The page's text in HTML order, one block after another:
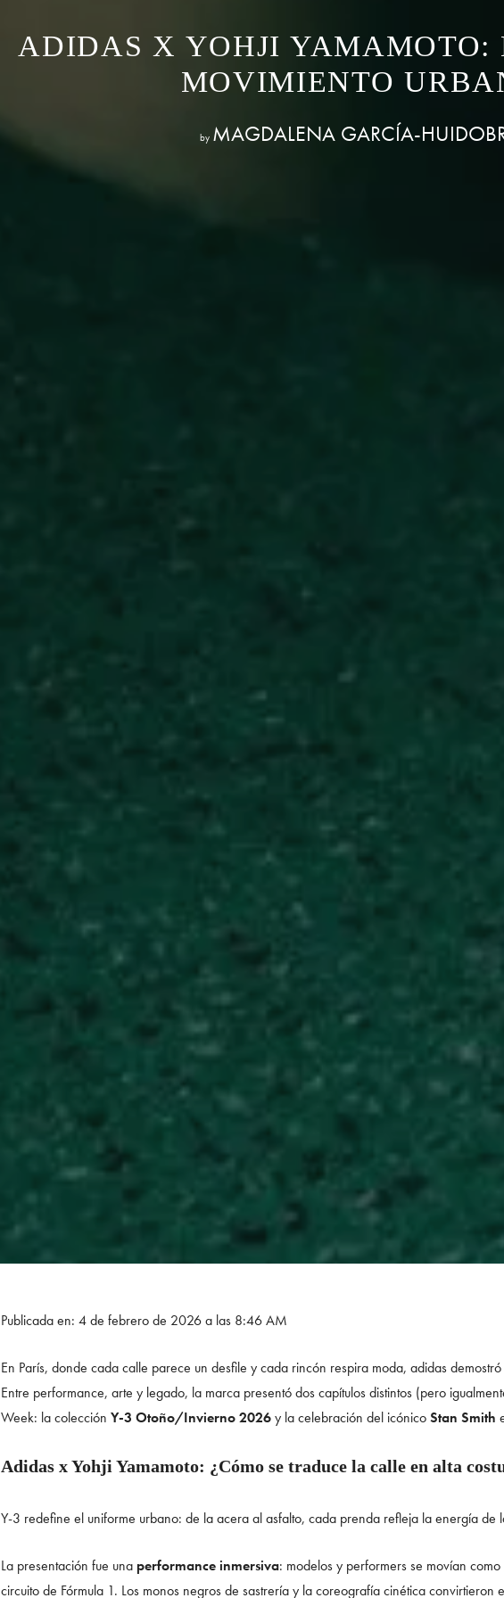
ADIDAS X YOHJI YAMAMOTO:
MOVIMIENTO
by MAGDALENA GARCÍA-
Publicada en: 4 de febrero de 2026 a las 8:46 AM
En París, donde cada calle parece un desfile y cada rincón respira moda, adidas
Entre performance, arte y legado, la marca presentó dos capítulos distintos (pero
Week: la colección Y-3 Otoño/Invierno 2026y la celebración del icónicoStan Smith
Adidas x Yohji Yamamoto: ¿Cómo se traduce la calle en alta
Y-3 redefine el uniforme urbano: de la acera al asfalto, cada prenda refleja la energía de
La presentación fue una performance inmersiva: modelos y performers se movían
circuito de Fórmula 1. Los monos negros de sastrería y la coreografía cinética